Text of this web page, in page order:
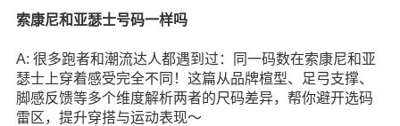
索康尼和亚瑟士号码一样吗
A: 很多跑者和潮流达人都遇到过：同一码数在索康尼和亚
瑟士上穿着感受完全不同！这篇从品牌楦型、足弓支撑、
脚感反馈等多个维度解析两者的尺码差异，帮你避开选码
雷区，提升穿搭与运动表现～